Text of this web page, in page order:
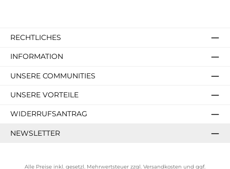
RECHTLICHES
INFORMATION
UNSERE COMMUNITIES
UNSERE VORTEILE
WIDERRUFSANTRAG
NEWSLETTER
Alle Preise inkl. gesetzl. Mehrwertsteuer zzgl. Versandkosten und ggf.